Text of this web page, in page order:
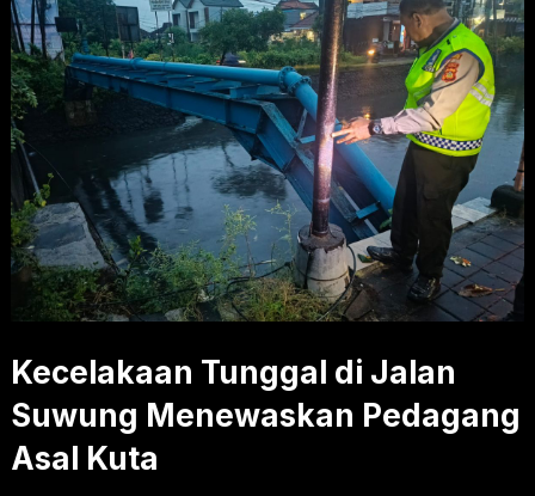
Kecelakaan Tunggal di Jalan
Suwung Menewaskan Pedagang
Asal Kuta